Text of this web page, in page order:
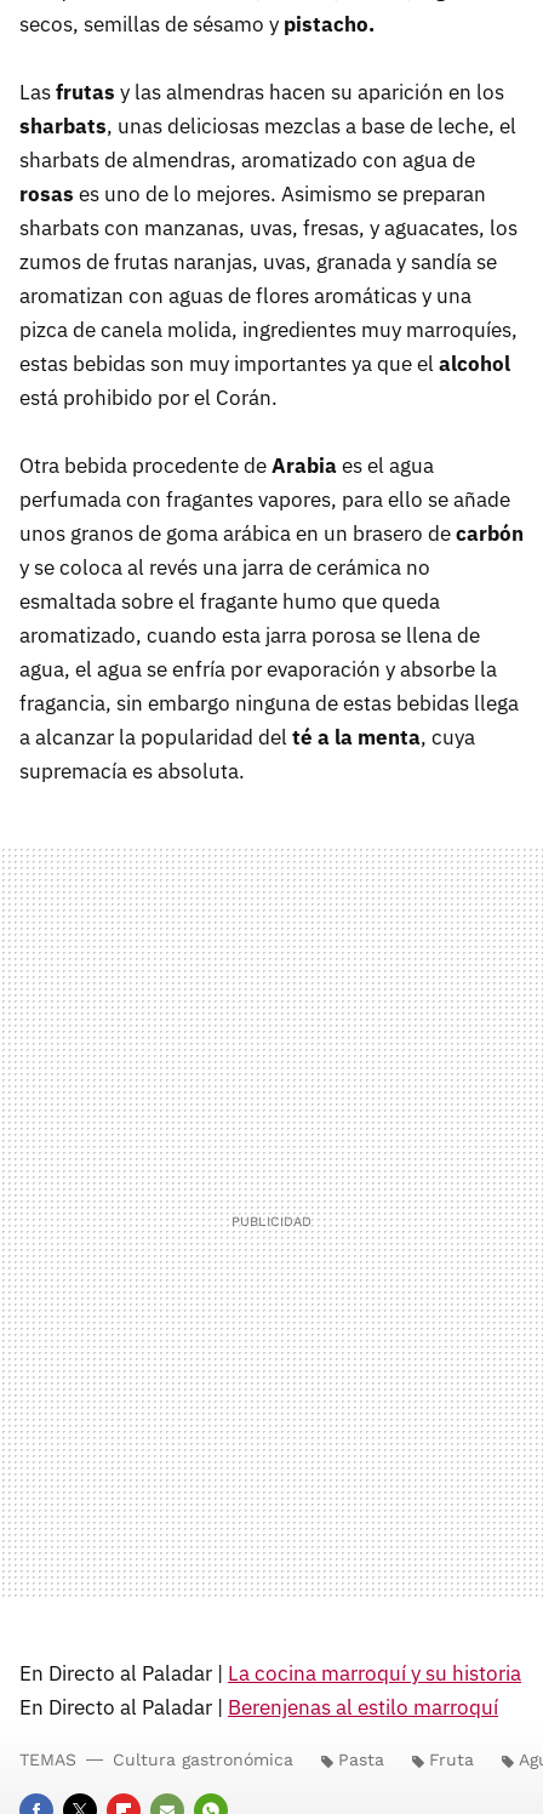
secos, semillas de sésamo y pistacho.
Lasfrutas y las almendras hacen su aparición en los
sharbats, unas deliciosas mezclas a base de leche, el
sharbats de almendras, aromatizado con agua de
rosas es uno de lo mejores. Asimismo se preparan
sharbats con manzanas, uvas, fresas, y aguacates, los
zumos de frutas naranjas, uvas, granada y sandía se
aromatizan con aguas de flores aromáticas y una
pizca de canela molida, ingredientes muy marroquíes,
estas bebidas son muy importantes ya que el alcohol
está prohibido por el Corán.
Otra bebida procedente deArabiaes el agua
perfumada con fragantes vapores, para ello se añade
unos granos de goma arábica en un brasero decarbón
y se coloca al revés una jarra de cerámica no
esmaltada sobre el fragante humo que queda
aromatizado, cuando esta jarra porosa se llena de
agua, el agua se enfría por evaporación y absorbe la
fragancia, sin embargo ninguna de estas bebidas llega
a alcanzar la popularidad del té a la menta, cuya
supremacía es absoluta.
En Directo al Paladar | La cocina marroquí y su historia
En Directo al Paladar | Berenjenas al estilo marroquí
TEMAS Cultura gastronómica Pasta Fruta